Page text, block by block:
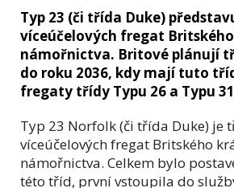
Typ 23 (či třída Duke)
víceúčelových fregat
námořnictva. Britové plánují
do roku 2036, kdy mají tuto
fregaty třídy Typu 26 a Typu
Typ 23 Norfolk (či třída Duke) je
víceúčelových fregat Britského
námořnictva. Celkem bylo
této tříd, první vstoupila do